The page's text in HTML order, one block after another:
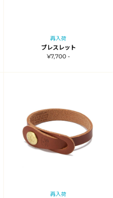
再入荷
ブレスレット
¥7,700 -
再入荷